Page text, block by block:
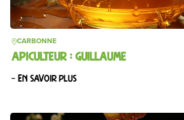
CARBONNE
APICULTEUR : GUILLAUME
– En savoir plus